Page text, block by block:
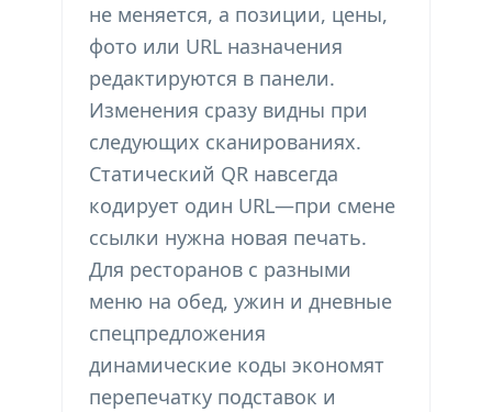
не меняется, а позиции, цены,
фото или URL назначения
редактируются в панели.
Изменения сразу видны при
следующих сканированиях.
Статический QR навсегда
кодирует один URL—при смене
ссылки нужна новая печать.
Для ресторанов с разными
меню на обед, ужин и дневные
спецпредложения
динамические коды экономят
перепечатку подставок и